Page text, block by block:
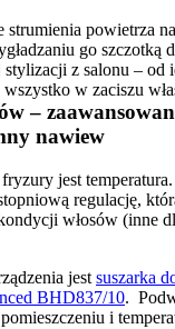
powietrza
go szczotką
z salonu – od
–
nawiew
jest temperatura.
regulację,
włosów (inne
jest suszarka
BHD837/10.
i